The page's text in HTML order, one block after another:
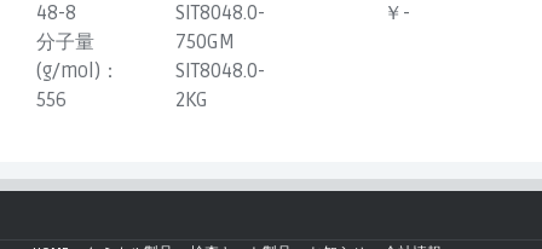
48-8
分子量
(g/mol)：
556
SIT8048.0-
750GM
SIT8048.0-
2KG
￥-